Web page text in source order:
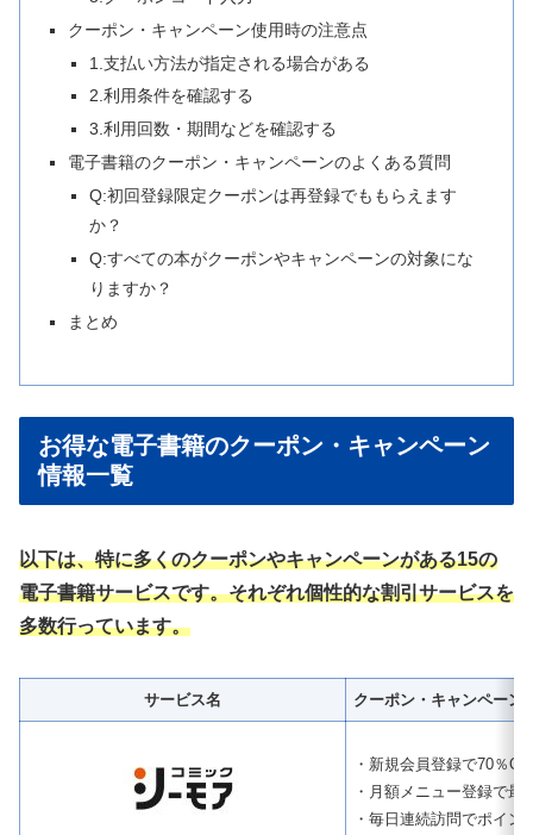
クーポン・キャンペーン使用時の注意点
1.支払い方法が指定される場合がある
2.利用条件を確認する
3.利用回数・期間などを確認する
電子書籍のクーポン・キャンペーンのよくある質問
Q:初回登録限定クーポンは再登録でももらえます
か？
Q:すべての本がクーポンやキャンペーンの対象にな
りますか？
まとめ
お得な電子書籍のクーポン・キャンペーン
情報一覧
以下は、特に多くのクーポンやキャンペーンがある15の
電子書籍サービスです。それぞれ個性的な割引サービスを
多数行っています。
サービス名 クーポン・キャンペーン
・新規会員登録で70％
・月額メニュー登録で
・毎日連続訪問でポイン